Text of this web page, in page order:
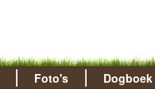
Foto's Dogboek